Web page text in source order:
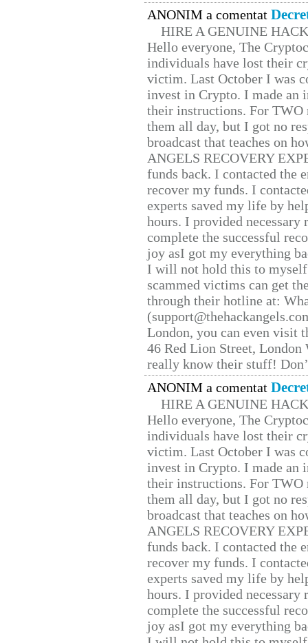
ANONIM a comentat
HIRE A GENUINE
Hello everyone, The
individuals have lost their
victim. Last October I was
invest in Crypto. I made
their instructions. For TWO
them all day, but I got no
broadcast that teaches on
ANGELS RECOVERY
funds back. I contacted the
recover my funds. I
experts saved my life by
hours. I provided
complete the successful
joy asI got my everything
I will not hold this to
scammed victims can get
through their hotline at:
London, you can even visit
46 Red Lion Street, London
really know their stuff!
ANONIM a comentat
HIRE A GENUINE
Hello everyone, The
individuals have lost their
victim. Last October I was
invest in Crypto. I made
their instructions. For TWO
them all day, but I got no
broadcast that teaches on
ANGELS RECOVERY
funds back. I contacted the
recover my funds. I
experts saved my life by
hours. I provided
complete the successful
joy asI got my everything